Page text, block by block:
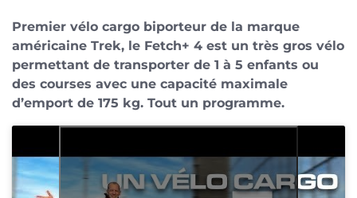
Premier vélo cargo biporteur de la marque
américaine Trek, le Fetch+ 4 est un très gros vélo
permettant de transporter de 1 à 5 enfants ou
des courses avec une capacité maximale
d’emport de 175 kg. Tout un programme.